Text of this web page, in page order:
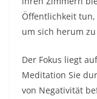
Öffentlichkeit
um sich herum
Der Fokus liegt
Meditation Sie
von Negativität